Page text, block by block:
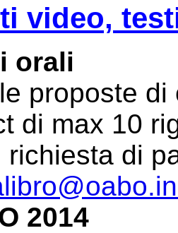
video,
orali
proposte
di max 10
richiesta di
2014